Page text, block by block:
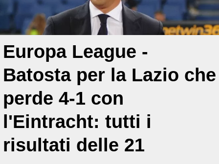
Europa League -
Batosta per la Lazio che
perde 4-1 con
l'Eintracht: tutti i
risultati delle 21